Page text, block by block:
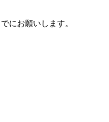
にお願いします。